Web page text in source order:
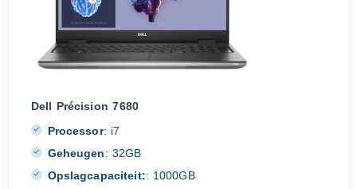
Dell Précision 7680
Processor: i7
Geheugen: 32GB
Opslagcapaciteit:: 1000GB